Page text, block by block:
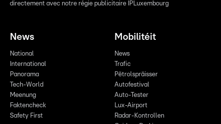
directement avec notre régie publicitaire IPLuxembourg
News
National
International
Panorama
Tech-World
Meenung
Faktencheck
Safety First
Mobilitéit
News
Trafic
Pëtrolspräisser
Autofestival
Auto-Tester
Lux-Airport
Radar-Kontrollen